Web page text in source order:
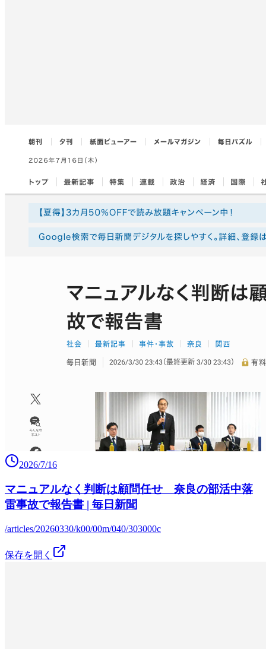
2026/7/16
マニュアルなく判断は顧問任せ 奈良の部活中落
雷事故で報告書 | 毎日新聞
/articles/20260330/k00/00m/040/303000c
保存を開く